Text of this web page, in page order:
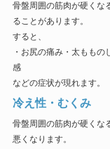
骨盤周囲の筋肉が硬くな
ることがあります。
すると、
・お尻の痛み・太もも
感
などの症状が現れます。
冷え性・むくみ
骨盤周囲の筋肉が硬くな
悪くなります。